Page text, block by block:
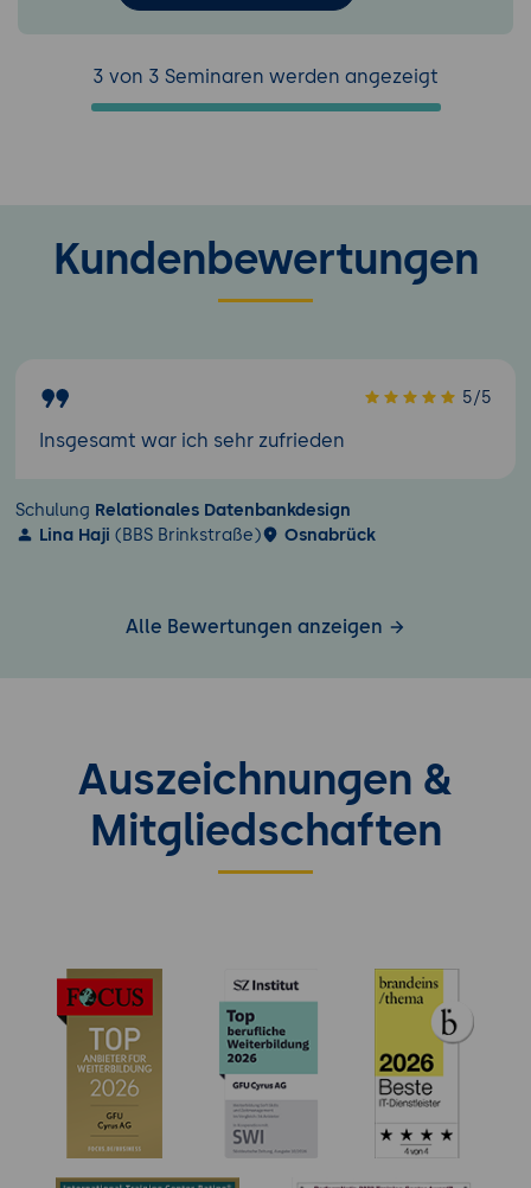
3 von 3 Seminaren werden angezeigt
Kundenbewertungen
5/5
Insgesamt war ich sehr zufrieden
Schulung Relationales Datenbankdesign
Lina Haji (BBS Brinkstraße) Osnabrück
Alle Bewertungen anzeigen
Auszeichnungen &
Mitgliedschaften